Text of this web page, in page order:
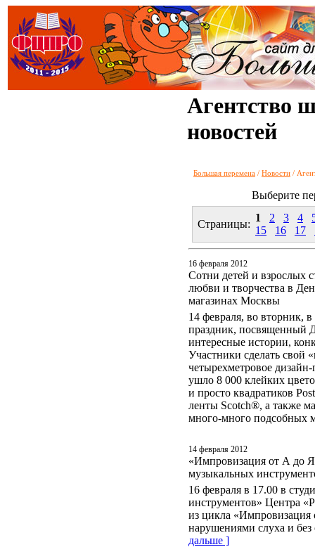
Агентство
новостей
Большая перемена / Новости /
Выберите
Страницы:
1 2 3 4
15
16 17
16 февраля 2012
Сотни детей и взрослых
любви и творчества в
магазинах Москвы
14 февраля, во вторник,
праздник, посвященный
интересные истории,
Участники сделать свой
четырехметровое
ушло 8 000 клейких
и просто квадратиков
ленты Scotch®, а также
много-много подсобных
14 февраля 2012
«Импровизация от А до
музыкальных
16 февраля в 17.00 в
инструментов» Центра
из цикла
нарушениями слуха и
дальше ]